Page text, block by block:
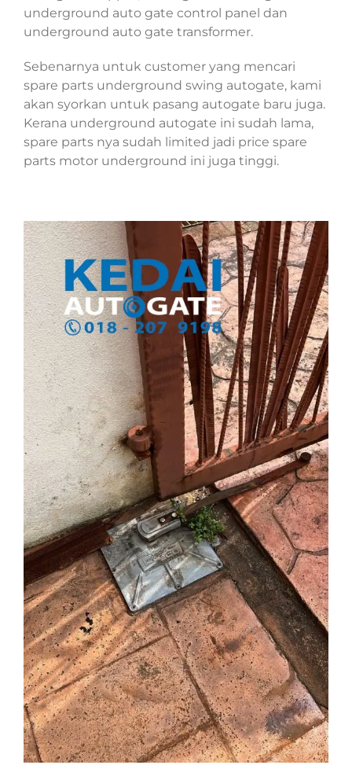
underground auto gate control panel dan
underground auto gate transformer.
Sebenarnya untuk customer yang mencari
spare parts underground swing autogate, kami
akan syorkan untuk pasang autogate baru juga.
Kerana underground autogate ini sudah lama,
spare parts nya sudah limited jadi price spare
parts motor underground ini juga tinggi.